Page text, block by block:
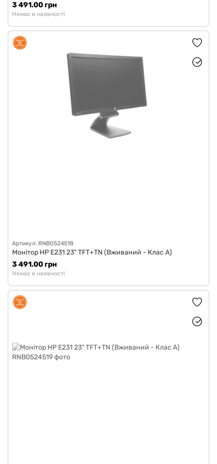
3 491.00 грн
Немає в наявності
Артикул: RNB0524518
Монітор HP E231 23" TFT+TN (Вживаний - Клас A)
3 491.00 грн
Немає в наявності